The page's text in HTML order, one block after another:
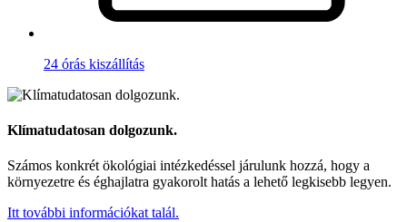
24 órás kiszállítás
Klímatudatosan dolgozunk.
Számos konkrét ökológiai intézkedéssel járulunk hozzá, hogy a
környezetre és éghajlatra gyakorolt hatás a lehető legkisebb legyen.
Itt további információkat talál.